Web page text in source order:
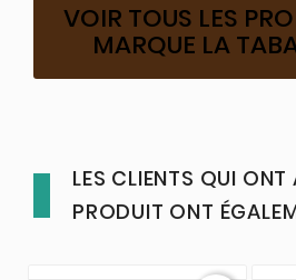
VOIR TOUS LES
MARQUE LA
LES CLIENTS QUI ONT
PRODUIT ONT